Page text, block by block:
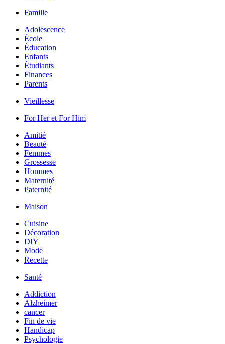
Famille
Adolescence
École
Éducation
Enfants
Étudiants
Finances
Parents
Vieillesse
For Her et For Him
Amitié
Beauté
Femmes
Grossesse
Hommes
Maternité
Paternité
Maison
Cuisine
Décoration
DIY
Mode
Recette
Santé
Addiction
Alzheimer
cancer
Fin de vie
Handicap
Psychologie